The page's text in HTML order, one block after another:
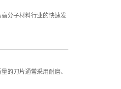
分子材料行业的快速发
的刀片通常采用耐磨、